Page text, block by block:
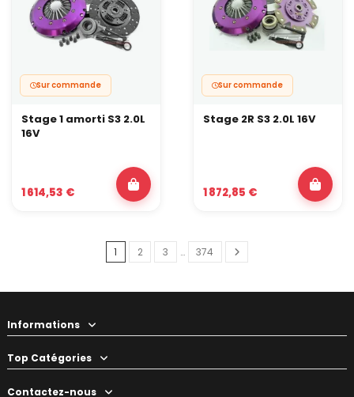
Sur commande
Stage 1 amorti S3 2.0L
16V
1 614,53 €
Sur commande
Stage 2R S3 2.0L 16V
1 872,85 €
1 2 3 … 374
Informations
Top Catégories
Contactez-nous